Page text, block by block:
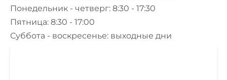
Понедельник - четверг: 8:30 - 17:30
Пятница: 8:30 - 17:00
Суббота - воскресенье: выходные дни